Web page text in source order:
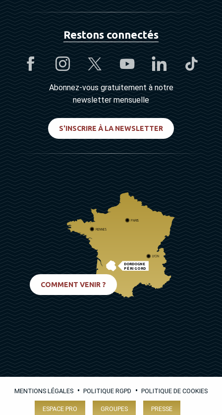
Restons connectés
Abonnez-vous gratuitement à notre
newsletter mensuelle
S'INSCRIRE À LA NEWSLETTER
DORDOGNE
PÉRIGORD
PARIS
RENNES
LYON
COMMENT VENIR ?
MENTIONS LÉGALES • POLITIQUE RGPD • POLITIQUE DE COOKIES
ESPACE PRO GROUPES PRESSE